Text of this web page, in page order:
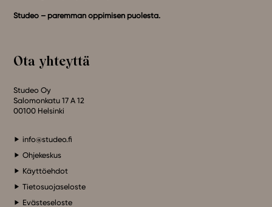
Studeo – paremman oppimisen puolesta.
Ota yhteyttä
Studeo Oy
Salomonkatu 17 A 12
00100 Helsinki
info@studeo.fi
Ohjekeskus
Käyttöehdot
Tietosuojaseloste
Evästeseloste